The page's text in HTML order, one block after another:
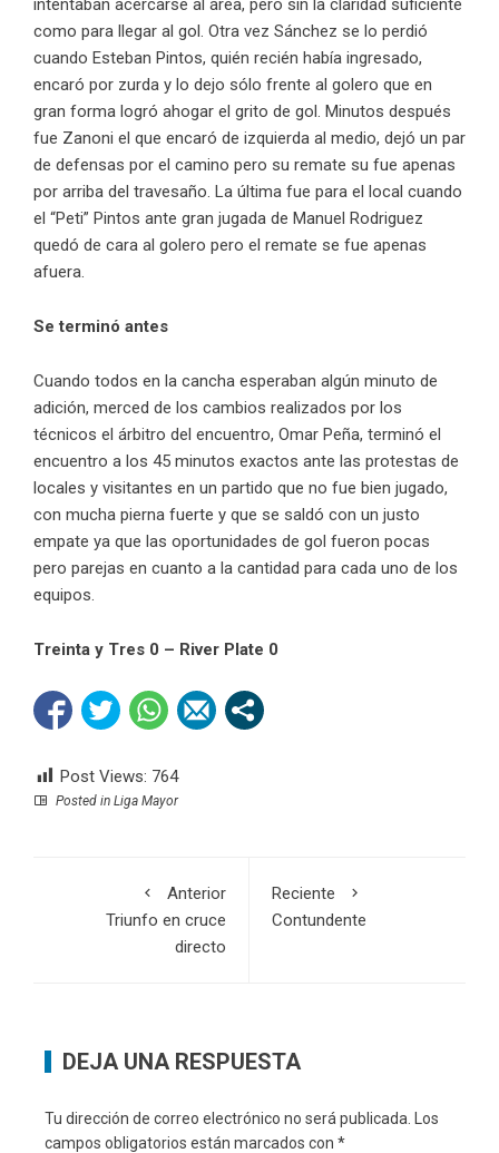
como para llegar al gol. Otra vez Sánchez se lo perdió
cuando Esteban Pintos, quién recién había ingresado,
encaró por zurda y lo dejo sólo frente al golero que en
gran forma logró ahogar el grito de gol. Minutos después
fue Zanoni el que encaró de izquierda al medio, dejó un par
de defensas por el camino pero su remate su fue apenas
por arriba del travesaño. La última fue para el local cuando
el “Peti” Pintos ante gran jugada de Manuel Rodriguez
quedó de cara al golero pero el remate se fue apenas
afuera.
Se terminó antes
Cuando todos en la cancha esperaban algún minuto de
adición, merced de los cambios realizados por los
técnicos el árbitro del encuentro, Omar Peña, terminó el
encuentro a los 45 minutos exactos ante las protestas de
locales y visitantes en un partido que no fue bien jugado,
con mucha pierna fuerte y que se saldó con un justo
empate ya que las oportunidades de gol fueron pocas
pero parejas en cuanto a la cantidad para cada uno de los
equipos.
Treinta y Tres 0 – River Plate 0
Post Views: 764
Posted in Liga Mayor
Anterior
Triunfo en cruce
directo
Reciente
Contundente
DEJA UNA RESPUESTA
Tu dirección de correo electrónico no será publicada. Los
campos obligatorios están marcados con *